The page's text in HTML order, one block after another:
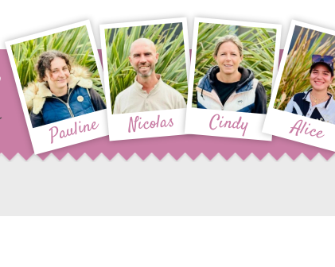
Pauline Nicolas Cindy Alice